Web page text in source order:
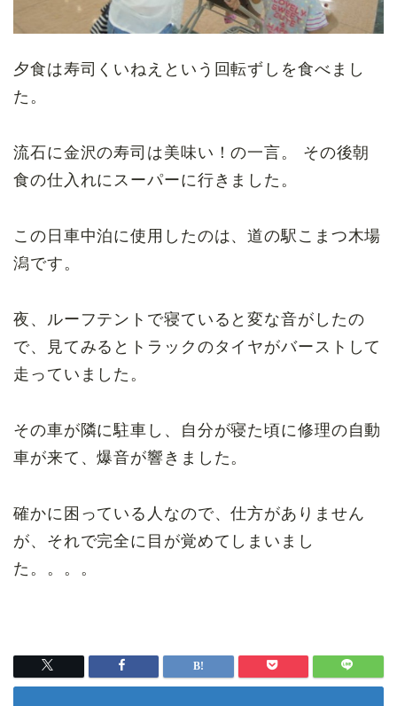
夕食は寿司くいねえという回転ずしを食べまし
た。
流石に金沢の寿司は美味い！の一言。 その後朝
食の仕入れにスーパーに行きました。
この日車中泊に使用したのは、道の駅こまつ木場
潟です。
夜、ルーフテントで寝ていると変な音がしたの
で、見てみるとトラックのタイヤがバーストして
走っていました。
その車が隣に駐車し、自分が寝た頃に修理の自動
車が来て、爆音が響きました。
確かに困っている人なので、仕方がありません
が、それで完全に目が覚めてしまいまし
た。。。。